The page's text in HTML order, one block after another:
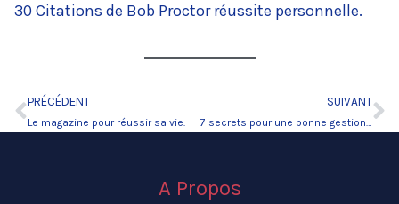
30 Citations de Bob Proctor réussite personnelle.
Précédent
PRÉCÉDENT
Le magazine pour réussir sa vie.
SUIVANT
7 secrets pour une bonne gestion du temps.
A Propos